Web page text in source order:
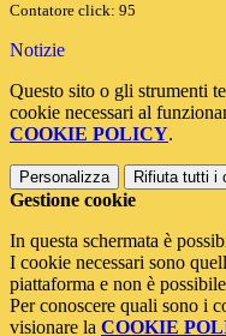
Contatore click: 95
Notizie
Questo sito o gli strumenti
cookie necessari al
COOKIE POLICY.
Personalizza Rifiuta tutti i
Gestione cookie
In questa schermata è
I cookie necessari sono
piattaforma e non è
Per conoscere quali sono i
visionare la COOKIE